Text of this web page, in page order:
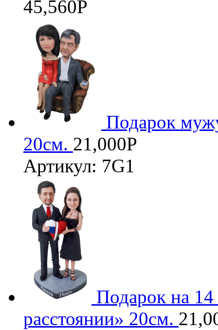
45,560Р
Подарок
20см. 21,000Р
Артикул: 7G1
Подарок на
расстоянии» 20см.